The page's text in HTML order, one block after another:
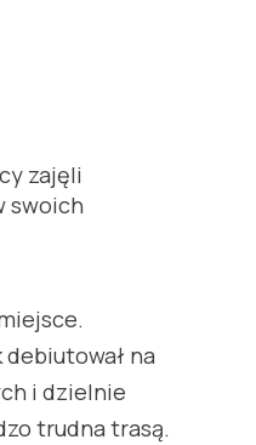
zajęli
swoich
na
i dzielnie
trudna trasą.